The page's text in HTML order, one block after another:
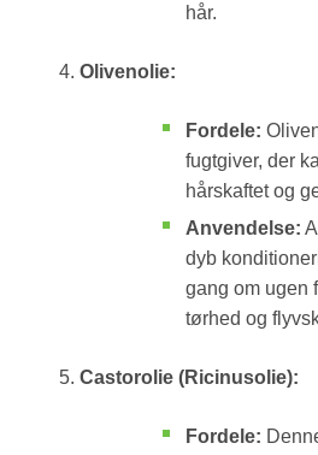
hår.
Olivenolie:
Fordele:
fugtgiver, der
hårskaftet og
Anvendelse:
dyb
gang om ugen
tørhed og
Castorolie (Ricinusolie):
Fordele: